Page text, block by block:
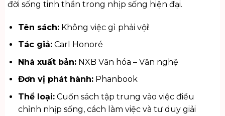
đời sống tinh thần trong nhịp sống hiện đại.
Tên sách:Không việc gì phải vội!
Tác giả:Carl Honoré
Nhà xuất bản:NXB Văn hóa – Văn nghệ
Đơn vị phát hành:Phanbook
Thể loại:Cuốn sách tập trung vào việc điều
chỉnh nhịp sống, cách làm việc và tư duy giải